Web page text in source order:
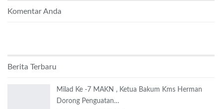
Komentar Anda
Berita Terbaru
Milad Ke -7 MAKN , Ketua Bakum Kms Herman
Dorong Penguatan…